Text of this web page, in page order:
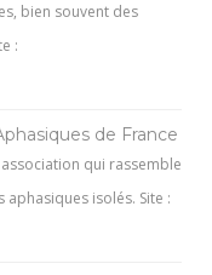
bien souvent des
:
de France
association qui rassemble
aphasiques isolés. Site :